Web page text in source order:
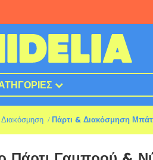
Πάρτι & Διακόσμηση